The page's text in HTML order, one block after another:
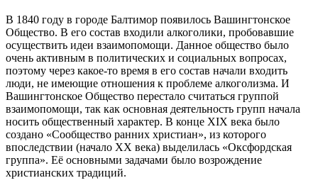
В 1840 году в городе Балтимор появилось Вашингтонское
Общество. В его состав входили алкоголики, пробовавшие
осуществить идеи взаимопомощи. Данное общество было
очень активным в политических и социальных вопросах,
поэтому через какое-то время в его состав начали входить
люди, не имеющие отношения к проблеме алкоголизма. И
Вашингтонское Общество перестало считаться группой
взаимопомощи, так как основная деятельность групп начала
носить общественный характер. В конце XIX века было
создано «Сообщество ранних христиан», из которого
впоследствии (начало XX века) выделилась «Оксфордская
группа». Её основными задачами было возрождение
христианских традиций.